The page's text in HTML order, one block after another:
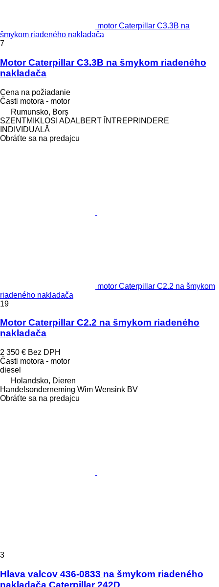
motor Caterpillar C3.3B na
šmykom riadeného nakladača
7
Motor Caterpillar C3.3B na šmykom riadeného
nakladača
Cena na požiadanie
Časti motora - motor
Rumunsko, Borș
SZENTMIKLOSI ADALBERT ÎNTREPRINDERE
INDIVIDUALĂ
Obráťte sa na predajcu
motor Caterpillar C2.2 na šmykom
riadeného nakladača
19
Motor Caterpillar C2.2 na šmykom riadeného
nakladača
2 350 € Bez DPH
Časti motora - motor
diesel
Holandsko, Dieren
Handelsonderneming Wim Wensink BV
Obráťte sa na predajcu
3
Hlava valcov 436-0833 na šmykom riadeného
nakladača Caterpillar 242D